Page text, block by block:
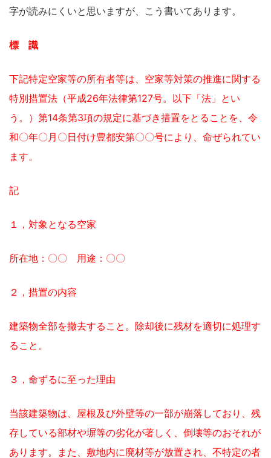
字が読みにくいと思いますが、こう書いてあります。
標 識
下記特定空家等の所有者等は、空家等対策の推進に関する
特別措置法（平成26年法律第127号。以下「法」とい
う。）第14条第3項の規定に基づき措置をとることを、令
和〇年〇月〇日付け豊都安第〇〇号により、命ぜられてい
ます。
記
１，対象となる空家
所在地：〇〇 用途：〇〇
２，措置の内容
建築物全部を撤去すること。除却後に残材を適切に処理す
ること。
３，命ずるに至った理由
当該建築物は、屋根及び外壁等の一部が崩落しており、残
存している部材や塀等の劣化が著しく、倒壊等のおそれが
あります。また、敷地内に廃材等が放置され、不特定の者